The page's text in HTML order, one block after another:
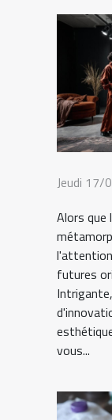
Jeudi
Alors que
futures
vous...